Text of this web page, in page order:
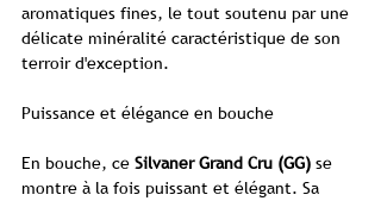
aromatiques fines, le tout soutenu par une
délicate minéralité caractéristique de son
terroir d'exception.
Puissance et élégance en bouche
En bouche, ce Silvaner Grand Cru (GG) se
montre à la fois puissant et élégant. Sa